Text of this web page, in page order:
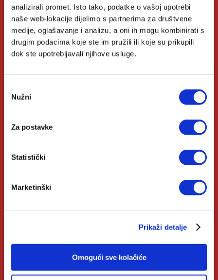
analizirali promet. Isto tako, podatke o vašoj upotrebi
naše web-lokacije dijelimo s partnerima za društvene
medije, oglašavanje i analizu, a oni ih mogu kombinirati s
drugim podacima koje ste im pružili ili koje su prikupili
dok ste upotrebljavali njihove usluge.
pristanka
Nužni
Za postavke
Statistički
Marketinški
Prikaži detalje
Omogući sve kolačiće
Klub Verbum
Korisni linkovi
Izjava o privatnosti
Zahtjev za raskid ugovora